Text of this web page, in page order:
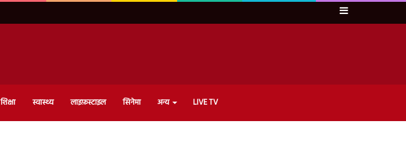
Sidebar
शिक्षा स्वास्थ्य लाइफ़स्टाइल सिनेमा अन्य LIVE TV